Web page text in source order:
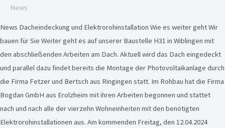
News
News Dacheindeckung und Elektrorohinstallation Wie es weiter geht Wir
bauen für Sie Weiter geht es auf unserer Baustelle H31 in Wiblingen mit
den abschließenden Arbeiten am Dach. Aktuell wird das Dach eingedeckt
und parallel dazu findet bereits die Montage der Photovoltaikanlage durch
die Firma Fetzer und Bertsch aus Ringingen statt. Im Rohbau hat die Firma
Bogdan GmbH aus Erolzheim mit ihren Arbeiten begonnen und stattet
nach und nach alle der vierzehn Wohneinheiten mit den benötigten
Elektrorohinstallationen aus. Am kommenden Freitag, den 12.04.2024